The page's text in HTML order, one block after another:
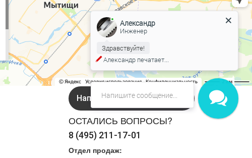
ОСТАЛИСЬ ВОПРОСЫ?
8 (495) 211-17-01
Отдел продаж:
Напишите нам в Онлайн чат!
Александр
Инженер
Здравствуйте!
Александр печатает...